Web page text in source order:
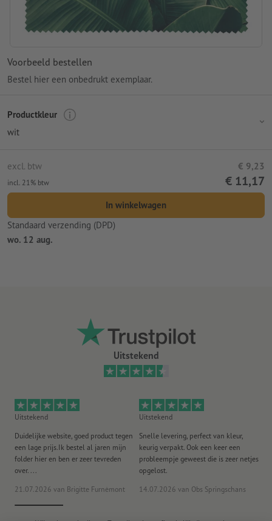
Voorbeeld bestellen
Bestel hier een onbedrukt exemplaar.
Productkleur
wit
excl. btw € 9,23
incl. 21% btw € 11,17
In winkelwagen
Standaard verzending (DPD)
wo. 12 aug.
Uitstekend
Uitstekend
Duidelijke website, goed product tegen
een lage prijs.Ik bestel al jaren mijn
folder hier en ben er zeer tevreden
over. ...
21.07.2026 van Brigitte Furnèmont
Uitstekend
Snelle levering, perfect van kleur,
keurig verpakt. Ook een keer een
probleempje geweest die is zeer netjes
opgelost.
14.07.2026 van Obs Springschans